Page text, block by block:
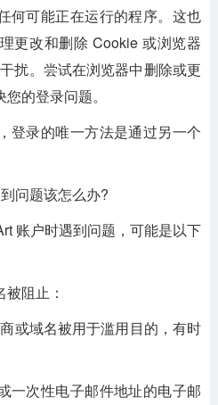
何可能正在运行的程序。这也
更改和删除 Cookie 或浏览器
扰。尝试在浏览器中删除或更
的登录问题。
登录的唯一方法是通过另一个
问题该怎么办?
账户时遇到问题，可能是以下
阻止：
或域名被用于滥用目的，有时
一次性电子邮件地址的电子邮